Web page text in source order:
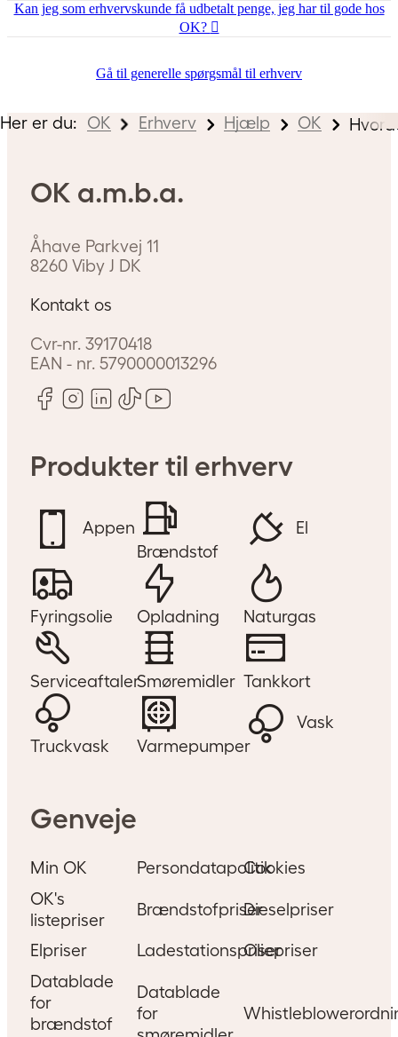
Kan jeg som erhvervskunde få udbetalt penge, jeg har til gode hos
OK?
Gå til generelle spørgsmål til erhverv
Her er du: OK Erhverv Hjælp OK
OK a.m.b.a.
Åhave Parkvej 11
8260 Viby J DK
Kontakt os
Cvr-nr. 39170418
EAN - nr.5790000013296
Produkter til erhverv
Appen
Brændstof
El
Fyringsolie Opladning Naturgas
ServiceaftalerSmøremidler Tankkort
Truckvask Varmepumper
Vask
Genveje
Min OK PersondatapolitikCookies
OK's
listepriser
BrændstofpriserDieselpriser
Elpriser LadestationspriserOliepriser
Datablade
for
brændstof
Datablade
for